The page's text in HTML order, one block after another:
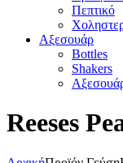
Πεπτικό
Αξεσουάρ
Bottles
Shakers
Reeses